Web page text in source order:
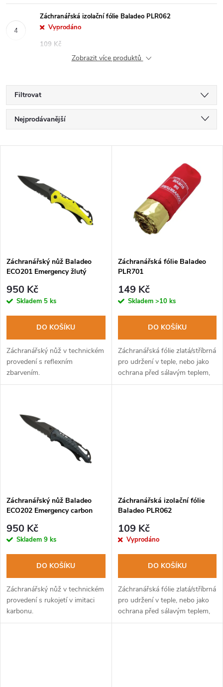
Záchranářská izolační fólie Baladeo PLR062
Vyprodáno
109 Kč
Zobrazit více produktů
Filtrovat
Ř
a
p
r
o
d
u
Nejprodávanější
Abecedně
s
p
r
d
u
Záchranářský nůž Baladeo
ECO201 Emergency žlutý
950 Kč
Skladem 5 ks
DO KOŠÍKU
Záchranářský nůž v technickém
provedení s reflexním
zbarvením.
Záchranářská fólie Baladeo
PLR701
149 Kč
Skladem >10 ks
DO KOŠÍKU
Záchranářská fólie zlatá/stříbrná
pro udržení v teple, nebo jako
ochrana před sálavým teplem,
verze s nylonovým pouzdrem.
Záchranářský nůž Baladeo
ECO202 Emergency carbon
950 Kč
Skladem 9 ks
DO KOŠÍKU
Záchranářský nůž v technickém
provedení s rukojetí v imitaci
karbonu.
Záchranářská izolační fólie
Baladeo PLR062
109 Kč
Vyprodáno
DO KOŠÍKU
Záchranářská fólie zlatá/stříbrná
pro udržení v teple, nebo jako
ochrana před sálavým teplem,
verze bez obalu.